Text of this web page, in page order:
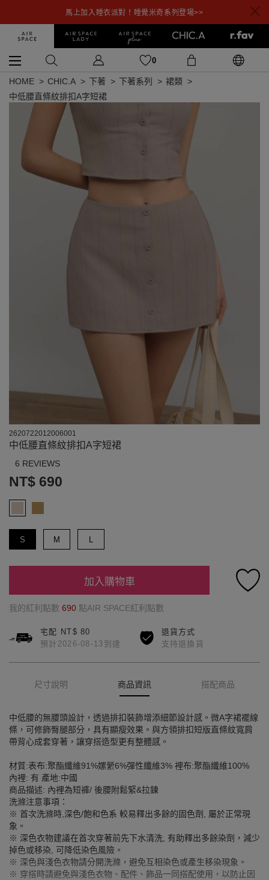
馬上加入睡衣派對！睡覺米奇系列登場>>
0
HOME CHIC.A 下著 下著系列
裙類
中低腰直條紋排扣A字短裙
2620722012006001
中低腰直條紋排扣A字短裙
6 REVIEWS
NT$ 690
S M L
加入購物車
我的紅利點數 690 點AIR SPACE紅利點數
宅配 NT$ 80
預計2026-08-13到達
退貨方式
支持退換貨
尺寸說明 商品資訊 搭配商品
中低腰的無腰頭設計，透過排扣裝飾增添細節設計感。微A字裙襬線
條，可修飾臀腿部分，具有顯瘦效果。與方領排扣短版直條紋寬肩
帶背心成套穿著，讓穿搭造型更有整體感。
材質:表布:聚酯纖維91%嫘縈6%彈性纖維3% 裡布:聚酯纖維100%
內裡: 有 產地:中國
商品描述: 內裡為短褲/ 後腰附鬆緊&拉鍊
洗滌注意事項：
※ 首次洗滌時,深色/飽和色系 較易釋出多餘的固色劑, 屬於正常現
象。
※ 深色衣物建議在首次穿著前先下水清洗, 有助釋出多餘染劑，減少
掉色或移染, 可降低染色風險。
※ 深色與淺色衣物請分開洗滌，避免互相染色或產生移染現象。
※ 穿搭時請避免與淺色衣物、配件、飾品一同搭配使用，以防止因